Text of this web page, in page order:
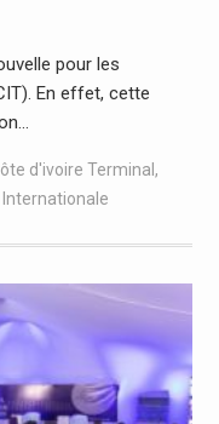
pour les
En effet, cette
d'ivoire Terminal ,